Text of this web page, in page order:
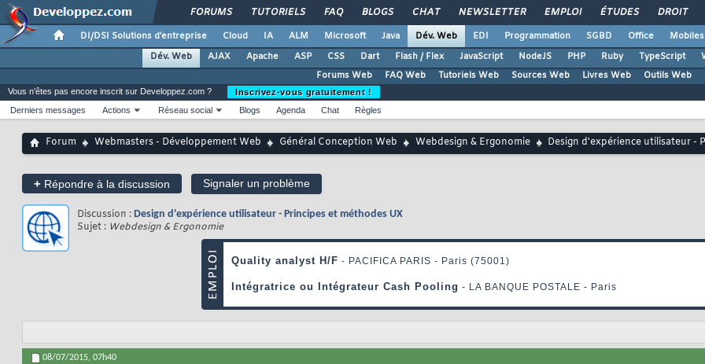
FORUMS TUTORIELS FAQ BLOGS CHAT NEWSLETTER EMPLOI ÉTUDES DROIT
DI/DSI Solutions d'entreprise Cloud IA ALM Microsoft Java Dév. Web EDI Programmation SGBD Office
Mobiles
Dév. Web
AJAX Apache ASP CSS Dart Flash / Flex JavaScript NodeJS PHP Ruby TypeScript
Forums Web
FAQ Web Tutoriels Web Sources Web Livres Web Outils Web
Vous n'êtes pas encore inscrit sur Developpez.com ?
Inscrivez-vous gratuitement !
Derniers messages
Actions Réseau social Blogs Agenda Chat Règles
Forum Webmasters - Développement Web Général Conception Web Webdesign & Ergonomie Design d'expérience utilisateur -
+ Répondre à la discussion Signaler un problème
Discussion : Design d'expérience utilisateur - Principes et méthodes UX
Sujet : Webdesign & Ergonomie
08/07/2015, 07h40